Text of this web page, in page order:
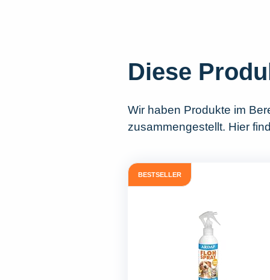
Diese
Wir haben Produkte im
zusammengestellt. Hier
BESTSELLER